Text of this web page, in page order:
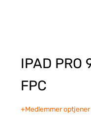
IPAD PRO
FPC
+Medlemmer optjener